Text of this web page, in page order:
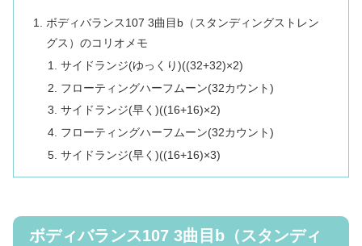
ボディバランス107 3曲目b（スタンディングストレン
グス）のコリオメモ
サイドランジ(ゆっくり)((32+32)×2)
フローティングハーフムーン(32カウント)
サイドランジ(早く)((16+16)×2)
フローティングハーフムーン(32カウント)
サイドランジ(早く)((16+16)×3)
ボディバランス107 3曲目b（スタンディ